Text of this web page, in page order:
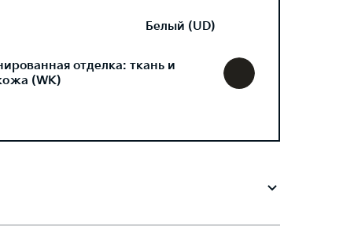
Белый (UD)
отделка: ткань и
(WK)